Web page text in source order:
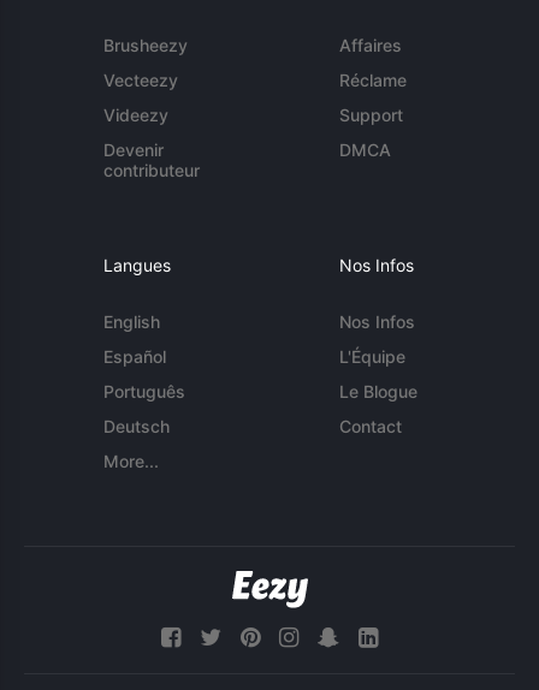
Brusheezy
Vecteezy
Videezy
Devenir
contributeur
Affaires
Réclame
Support
DMCA
Langues
English
Español
Português
Deutsch
More...
Nos Infos
Nos Infos
L'Équipe
Le Blogue
Contact